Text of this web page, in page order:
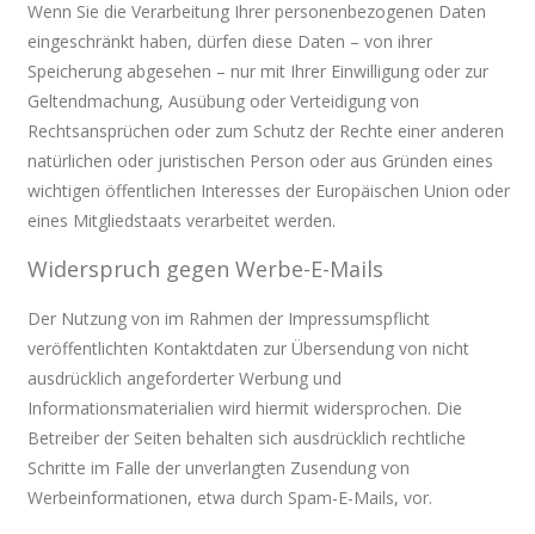
Wenn Sie die Verarbeitung Ihrer personenbezogenen Daten
eingeschränkt haben, dürfen diese Daten – von ihrer
Speicherung abgesehen – nur mit Ihrer Einwilligung oder zur
Geltendmachung, Ausübung oder Verteidigung von
Rechtsansprüchen oder zum Schutz der Rechte einer anderen
natürlichen oder juristischen Person oder aus Gründen eines
wichtigen öffentlichen Interesses der Europäischen Union oder
eines Mitgliedstaats verarbeitet werden.
Widerspruch gegen Werbe-E-Mails
Der Nutzung von im Rahmen der Impressumspflicht
veröffentlichten Kontaktdaten zur Übersendung von nicht
ausdrücklich angeforderter Werbung und
Informationsmaterialien wird hiermit widersprochen. Die
Betreiber der Seiten behalten sich ausdrücklich rechtliche
Schritte im Falle der unverlangten Zusendung von
Werbeinformationen, etwa durch Spam-E-Mails, vor.